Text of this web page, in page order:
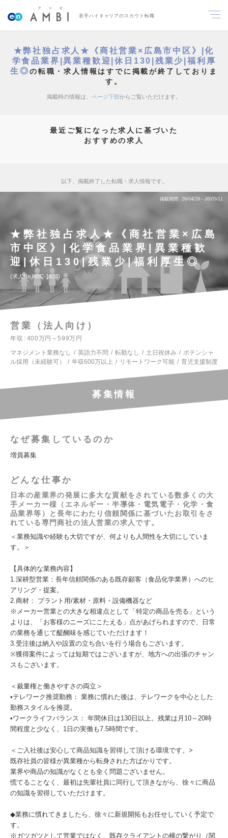
若手ハイキャリアのスカウト転職
★弊社独占求人★《商社営業×広島市中区》|化
学食品業界|異業種歓迎|休日130|残業少|福利厚
生◎の転職・求人情報はすでに掲載が終了しておりま
す。
掲載時の情報は、 ページ下部からご覧いただけます。
最近ご覧になった求人に基づいた
おすすめの求人
以下、掲載終了した転職・求人情報です。
掲載期間 26/04/28～26/05/11
★弊社独占求人★《商社営業×広島
市中区》|化学食品業界|異業種歓
迎|休日130|残業少|福利厚生◎
求人No.HBC-1923
営業（法人向け）
年収
400万円～599万円
マネジメント業務なし
英語力不問 転勤なし 土日祝休み
ポテンシャ
ル採用（未経験可）
年収600万以上 リモートワーク可能 育児支援制度
募集情報
なぜ募集しているのか
増員募集
どんな仕事か
日本の産業界の発展に多大な貢献をされている数多くの大
手メーカー様（エネルギー・半導体・電気電子・化学・食
品業界等）と長年にわたり信頼関係に基づいたお取引をさ
れている専門商社の法人営業の求人です。
＜業務知識や経験も大切ですが、何よりも人間性を大切にしていま
す。＞
【具体的な業務内容】
1.深耕型営業：長年信頼関係のある既存顧客（食品化学業界）へのヒ
アリング・提案。
2.商材： プラント用/素材・原料・設備機器など
※メーカー営業との大きな相違点として「特定の商品を売る」という
よりは、「お客様のニーズにこたえる」点があげられますので、日常
の業務を通じて醍醐味を感じていただけます！
3.受注後は納入や設置の立ち合いを行う場合もございます。
※獲得案件によっては短期ではございますが、地方への出張のチャン
スもございます。
＜裁量権と働きやすさの両立＞
•テレワーク推奨勤務： 業務に慣れた後は、テレワークを中心とした
勤務スタイルを推奨。
•ワークライフバランス： 年間休日は130日以上。残業は月10～20時
間程度と少なく、1日の実働も7.5時間です。
＜ご入社後は安心して商品知識を習得して頂ける環境です。>
既存社員の皆様が異業種から転身された方ばかりです。
業界や商品の知識がなくとも全く問題ございません。
慌てることなく、最初は先輩社員に同行して頂きながら、徐々に商品
の知識を習得していただけます。
◆業務に慣れてきましたら、徐々に新規開拓もお任せしていく予定で
す。
※ガツガツとして営業ではなく、既存クライアントの横の繋がり（関